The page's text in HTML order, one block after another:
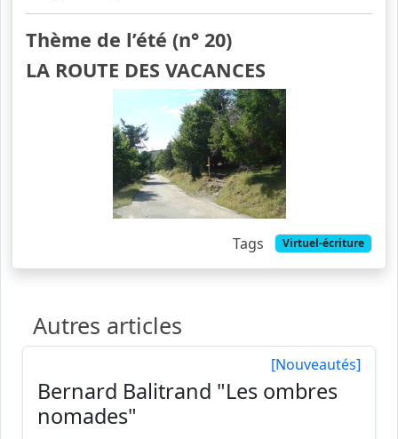
Thème de l’été (n° 20)
LA ROUTE DES VACANCES
Tags Virtuel-écriture
Autres articles
[Nouveautés]
Bernard Balitrand "Les ombres
nomades"